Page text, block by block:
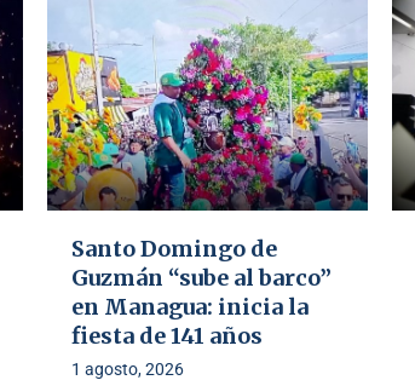
Santo Domingo de
Guzmán “sube al barco”
en Managua: inicia la
fiesta de 141 años
1 agosto, 2026